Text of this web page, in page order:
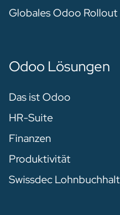
Globales Odoo Rollout
Odoo Lösungen
Das ist Odoo
HR-Suite
Finanzen
Produktivität
Swissdec